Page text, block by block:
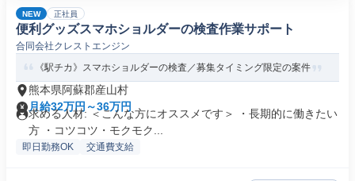
NEW 正社員
便利グッズスマホショルダーの検査作業サポート
合同会社クレストエンジン
《駅チカ》スマホショルダーの検査／募集タイミング限定の案件
熊本県阿蘇郡産山村
月給32万円～36万円
求める人材: ＜こんな方にオススメです＞ ・長期的に働きたい
方 ・コツコツ・モクモク...
即日勤務OK 交通費支給